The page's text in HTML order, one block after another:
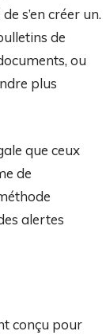
s’en créer un.
de
ou
plus
que ceux
de
alertes
conçu pour